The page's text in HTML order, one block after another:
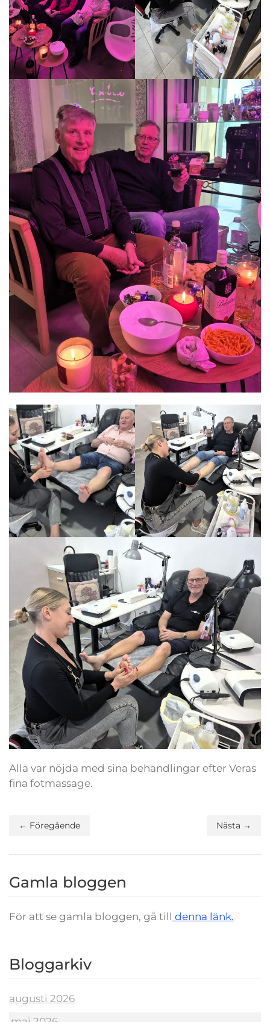
Alla var nöjda med sina behandlingar efter Veras
fina fotmassage.
← Föregående Nästa →
Gamla bloggen
För att se gamla bloggen, gå till denna länk.
Bloggarkiv
augusti 2026